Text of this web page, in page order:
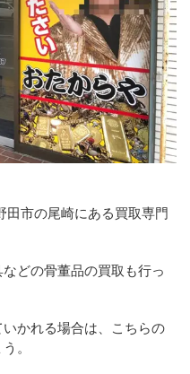
田市の尾崎にある買取専門
どの骨董品の買取も行っ
かれる場合は、こちらの
。